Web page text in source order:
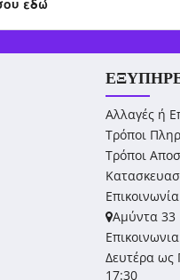
Αλλαγές ή
Τρόποι
Τρόποι
Επικοινωνία
Αμύντα 33
Δευτέρα ως
17:30